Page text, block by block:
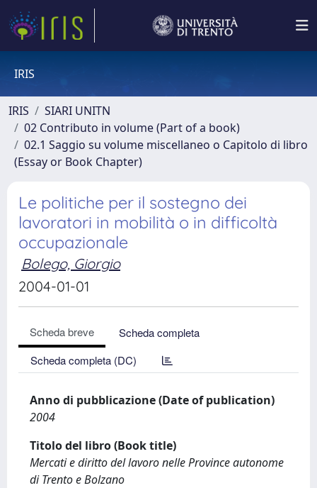
IRIS
IRIS
SIARI UNITN
02 Contributo in volume (Part of a book)
02.1 Saggio su volume miscellaneo o Capitolo di libro
(Essay or Book Chapter)
Le politiche per il sostegno dei
lavoratori in mobilità o in difficoltà
occupazionale
Bolego, Giorgio
2004-01-01
Scheda breve
Scheda completa
Scheda completa (DC)
Anno di pubblicazione (Date of publication)
2004
Titolo del libro (Book title)
Mercati e diritto del lavoro nelle Province autonome
di Trento e Bolzano